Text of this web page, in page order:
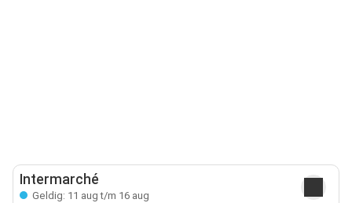
Intermarché
Geldig: 11 aug t/m 16 aug